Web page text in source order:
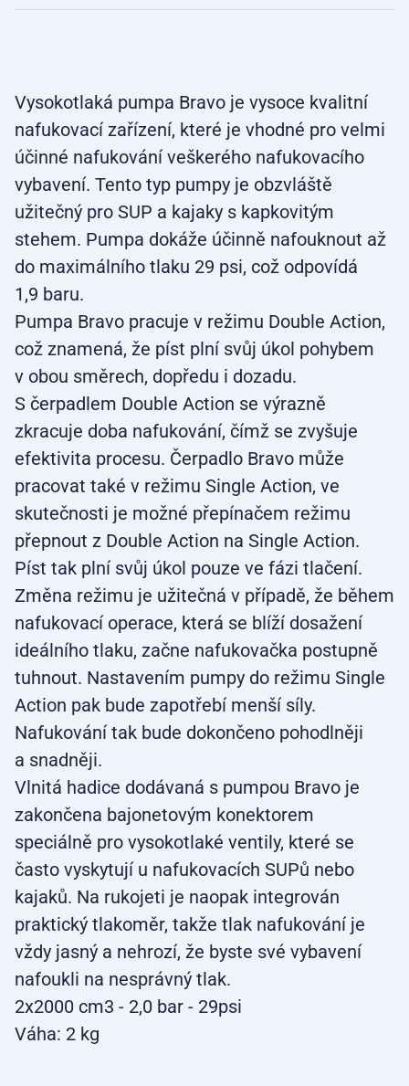
Vysokotlaká pumpa Bravo je vysoce kvalitní
nafukovací zařízení, které je vhodné pro velmi
účinné nafukování veškerého nafukovacího
vybavení. Tento typ pumpy je obzvláště
užitečný pro SUP a kajaky s kapkovitým
stehem. Pumpa dokáže účinně nafouknout až
do maximálního tlaku 29 psi, což odpovídá
1,9 baru.
Pumpa Bravo pracuje v režimu Double Action,
což znamená, že píst plní svůj úkol pohybem
v obou směrech, dopředu i dozadu.
S čerpadlem Double Action se výrazně
zkracuje doba nafukování, čímž se zvyšuje
efektivita procesu. Čerpadlo Bravo může
pracovat také v režimu Single Action, ve
skutečnosti je možné přepínačem režimu
přepnout z Double Action na Single Action.
Píst tak plní svůj úkol pouze ve fázi tlačení.
Změna režimu je užitečná v případě, že během
nafukovací operace, která se blíží dosažení
ideálního tlaku, začne nafukovačka postupně
tuhnout. Nastavením pumpy do režimu Single
Action pak bude zapotřebí menší síly.
Nafukování tak bude dokončeno pohodlněji
a snadněji.
Vlnitá hadice dodávaná s pumpou Bravo je
zakončena bajonetovým konektorem
speciálně pro vysokotlaké ventily, které se
často vyskytují u nafukovacích SUPů nebo
kajaků. Na rukojeti je naopak integrován
praktický tlakoměr, takže tlak nafukování je
vždy jasný a nehrozí, že byste své vybavení
nafoukli na nesprávný tlak.
2x2000 cm3 - 2,0 bar - 29psi
Váha: 2 kg